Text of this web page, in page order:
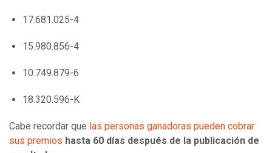
17.681.025-4
15.980.856-4
10.749.879-6
18.320.596-K
Cabe recordar que las personas ganadoras pueden cobrar
sus premios hasta 60 días después de la publicación de